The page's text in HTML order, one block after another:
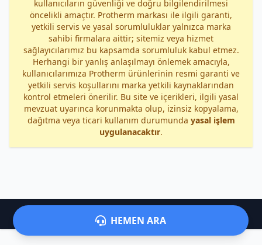
kullanıcıların güvenliği ve doğru bilgilendirilmesi
öncelikli amaçtır. Protherm markası ile ilgili garanti,
yetkili servis ve yasal sorumluluklar yalnızca marka
sahibi firmalara aittir; sitemiz veya hizmet
sağlayıcılarımız bu kapsamda sorumluluk kabul etmez.
Herhangi bir yanlış anlaşılmayı önlemek amacıyla,
kullanıcılarımıza Protherm ürünlerinin resmi garanti ve
yetkili servis koşullarını marka yetkili kaynaklarından
kontrol etmeleri önerilir. Bu site ve içerikleri, ilgili yasal
mevzuat uyarınca korunmakta olup, izinsiz kopyalama,
dağıtma veya ticari kullanım durumunda yasal işlem
uygulanacaktır.
Elmalı Protherm Servisi
HEMEN ARA